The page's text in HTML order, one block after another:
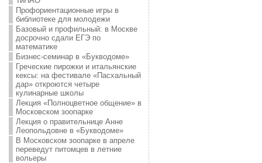
Профориентационные игры в
библиотеке для молодежи
Базовый и профильный: в Москве
досрочно сдали ЕГЭ по
математике
Бизнес-семинар в «Букводоме»
Греческие пирожки и итальянские
кексы: на фестивале «Пасхальный
дар» откроются четыре
кулинарные школы
Лекция «Полноцветное общение» в
Московском зоопарке
Лекция о правительнице Анне
Леопольдовне в «Букводоме»
В Московском зоопарке в апреле
переведут питомцев в летние
вольеры